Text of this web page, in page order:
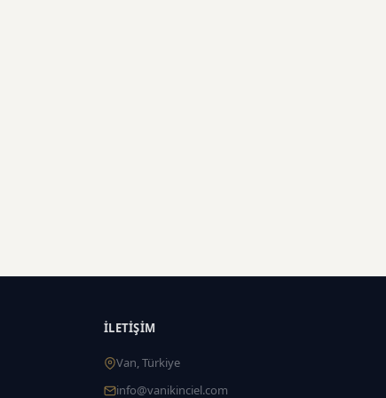
İLETIŞIM
Van, Türkiye
info@vanikinciel.com